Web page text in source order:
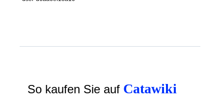
So kaufen Sie auf Catawiki